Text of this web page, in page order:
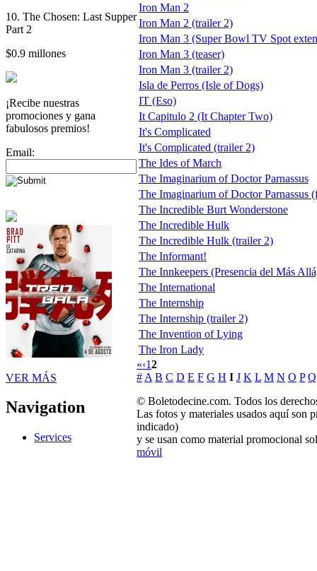
10. The Chosen: Last Supper
Part 2
$0.9 millones
¡Recibe nuestras
promociones y gana
fabulosos premios!
Email:
VER MÁS
Navigation
Services
Iron Man 2
Iron Man 2 (trailer 2)
Iron Man 3 (Super Bowl TV Spot
Iron Man 3 (teaser)
Iron Man 3 (trailer 2)
Isla de Perros (Isle of Dogs)
IT (Eso)
It Capitulo 2 (It Chapter Two)
It's Complicated
It's Complicated (trailer 2)
The Ides of March
The Imaginarium of Doctor Parnassus
The Imaginarium of Doctor Parnassus
The Incredible Burt Wonderstone
The Incredible Hulk
The Incredible Hulk (trailer 2)
The Informant!
The Innkeepers (Presencia del Más
The International
The Internship
The Internship (trailer 2)
The Invention of Lying
The Iron Lady
«‹12
# A B C D E F G H I J K L M N O P Q
© Boletodecine.com. Todos los
Las fotos y materiales usados aquí son
indicado)
y se usan como material promocional
móvil